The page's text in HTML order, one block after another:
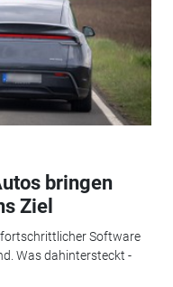
bringen
Ziel
fortschrittlicher Software
Was dahintersteckt -